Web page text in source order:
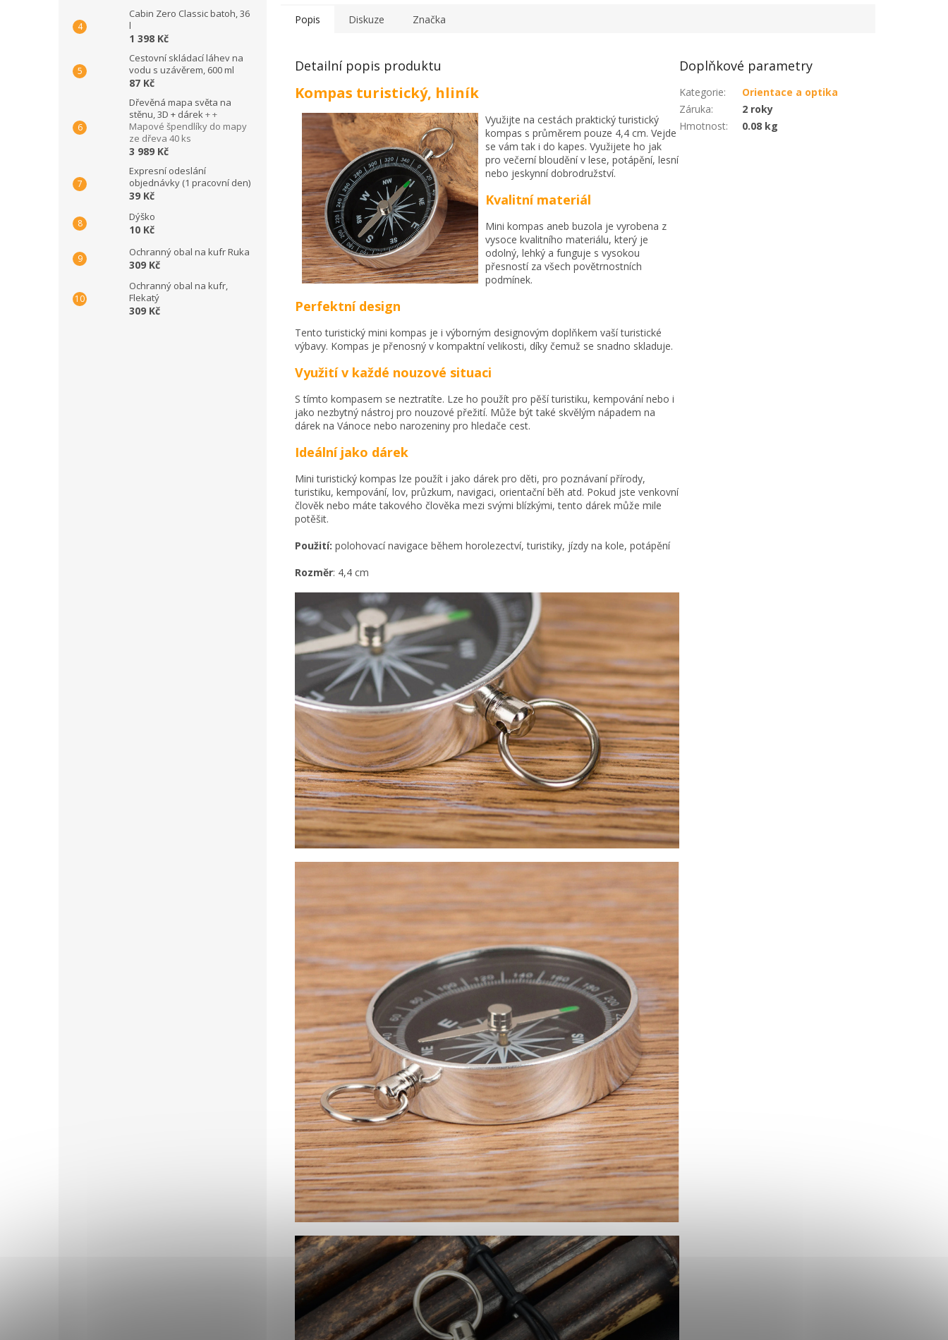
Cabin Zero Classic batoh, 36
l
1 398 Kč
Cestovní skládací láhev na
vodu s uzávěrem, 600 ml
87 Kč
Dřevěná mapa světa na
stěnu, 3D + dárek+ +
Mapové špendlíky do mapy
ze dřeva 40 ks
3 989 Kč
Expresní odeslání
objednávky (1 pracovní den)
39 Kč
Dýško
10 Kč
Ochranný obal na kufr Ruka
309 Kč
Ochranný obal na kufr,
Flekatý
309 Kč
Popis Diskuze Značka
Detailní popis produktu
Kompas turistický, hliník
Využijte na cestách praktický turistický
kompas s průměrem pouze 4,4 cm. Vejde
se vám tak i do kapes. Využijete ho jak
pro večerní bloudění v lese, potápění, lesní
nebo jeskynní dobrodružství.
Kvalitní materiál
Mini kompas aneb buzola je vyrobena z
vysoce kvalitního materiálu, který je
odolný, lehký a funguje s vysokou
přesností za všech povětrnostních
podmínek.
Perfektní design
Tento turistický mini kompas je i výborným designovým doplňkem vaší turistické
výbavy. Kompas je přenosný v kompaktní velikosti, díky čemuž se snadno skladuje.
Využití v každé nouzové situaci
S tímto kompasem se neztratíte. Lze ho použít pro pěší turistiku, kempování nebo i
jako nezbytný nástroj pro nouzové přežití. Může být také skvělým nápadem na
dárek na Vánoce nebo narozeniny pro hledače cest.
Ideální jako dárek
Mini turistický kompas lze použít i jako dárek pro děti, pro poznávaní přírody,
turistiku, kempování, lov, průzkum, navigaci, orientační běh atd. Pokud jste venkovní
člověk nebo máte takového člověka mezi svými blízkými, tento dárek může mile
potěšit.
Použití: polohovací navigace během horolezectví, turistiky, jízdy na kole, potápění
Rozměr: 4,4 cm
Doplňkové parametry
Kategorie:
Orientace a optika
Záruka:
2 roky
Hmotnost: 0.08 kg